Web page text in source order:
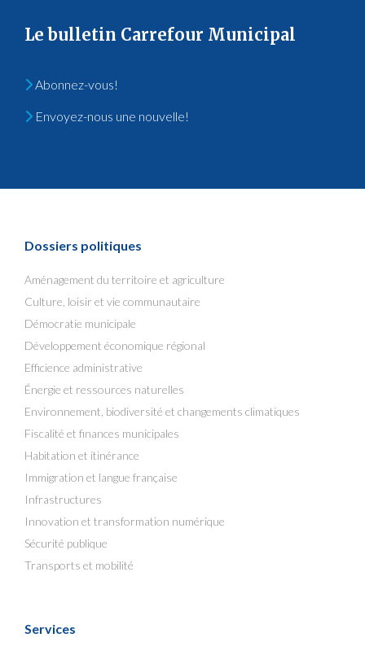
Le bulletin Carrefour Municipal
Abonnez-vous!
Envoyez-nous une nouvelle!
Dossiers politiques
Aménagement du territoire et agriculture
Culture, loisir et vie communautaire
Démocratie municipale
Développement économique régional
Efficience administrative
Énergie et ressources naturelles
Environnement, biodiversité et changements climatiques
Fiscalité et finances municipales
Habitation et itinérance
Immigration et langue française
Infrastructures
Innovation et transformation numérique
Sécurité publique
Transports et mobilité
Services